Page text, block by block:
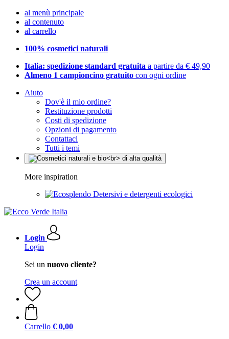
al menù principale
al contenuto
al carrello
100% cosmetici naturali
Italia: spedizione standard gratuita a partire da € 49,90
Almeno 1 campioncino gratuito con ogni ordine
Aiuto
Dov'è il mio ordine?
Restituzione prodotti
Costi di spedizione
Opzioni di pagamento
Contattaci
Tutti i temi
More inspiration
Detersivi e detergenti ecologici
Login
Login
Sei un nuovo cliente?
Crea un account
Carrello € 0,00